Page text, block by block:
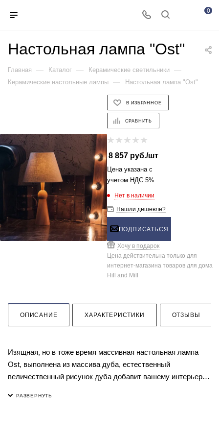
0
Настольная лампа "Ost"
Главная — Каталог — Керамические светильники —
Керамические настольные лампы — Настольная лампа "Ost"
В ИЗБРАННОЕ
СРАВНИТЬ
8 857руб./шт
Цена указана с
учетом НДС 5%
Нет в наличии
Нашли дешевле?
ПОДПИСАТЬСЯ
Хочу в подарок
Цена действительна только для
интернет-магазина товаров для дома
Hill and Mill
ОПИСАНИЕ ХАРАКТЕРИСТИКИ ОТЗЫВЫ
Изящная, но в тоже время массивная настольная лампа
Ost, выполнена из массива дуба, естественный
величественный рисунок дуба добавит вашему интерьеру